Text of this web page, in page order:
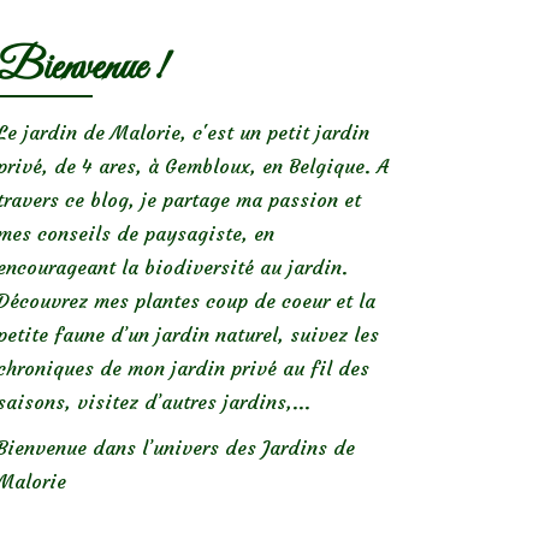
!
jardin de Malorie, c'est un petit jardin
de 4 ares, à Gembloux, en Belgique. A
ce blog, je partage ma passion et
conseils de paysagiste, en
la biodiversité au jardin.
mes plantes coup de coeur et la
faune d’un jardin naturel, suivez les
de mon jardin privé au fil des
visitez d’autres jardins,...
dans l’univers des Jardins de